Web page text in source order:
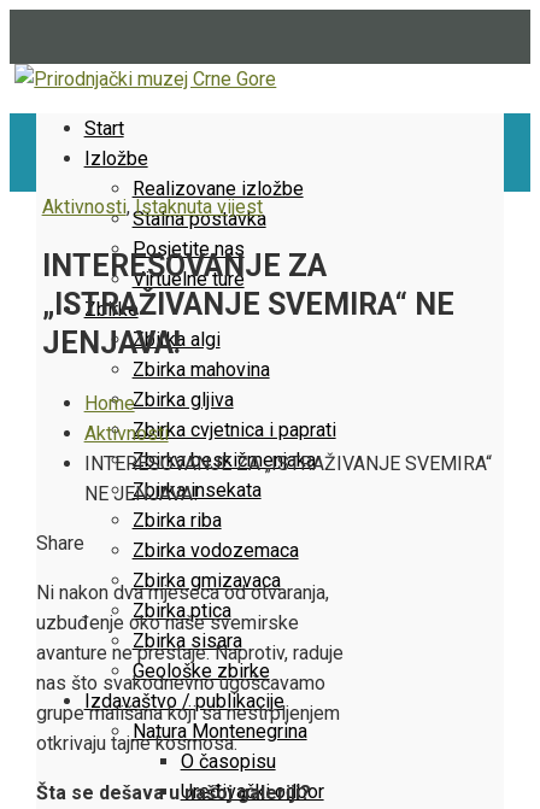
Start
Izložbe
Realizovane izložbe
Stalna postavka
Posjetite nas
Virtuelne ture
Zbirke
Zbirka algi
Zbirka mahovina
Zbirka gljiva
Zbirka cvjetnica i paprati
Zbirka beskičmenjaka
Zbirka insekata
Zbirka riba
Zbirka vodozemaca
Zbirka gmizavaca
Zbirka ptica
Zbirka sisara
Geološke zbirke
Izdavaštvo / publikacije
Natura Montenegrina
O časopisu
Uređivački odbor
Aktivnosti,Istaknuta vijest
INTERESOVANJE ZA
„ISTRAŽIVANJE SVEMIRA“ NE
JENJAVA!
Home
Aktivnosti
INTERESOVANJE ZA „ISTRAŽIVANJE SVEMIRA“
NE JENJAVA!
Facebook
Twitter
LinkedIn
Pinterest
Stumbleupon
Email
Share
Ni nakon dva mjeseca od otvaranja,
uzbuđenje oko naše svemirske
avanture ne prestaje. Naprotiv, raduje
nas što svakodnevno ugošćavamo
grupe mališana koji sa nestrpljenjem
otkrivaju tajne kosmosa.
Šta se dešava u našoj galeriji?